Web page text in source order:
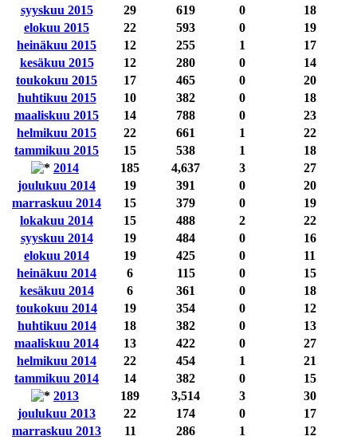
syyskuu 2015
29 619 0
18
elokuu 2015
22 593 0
19
heinäkuu 2015
12 255 1
17
kesäkuu 2015
12 280 0
14
toukokuu 2015
17 465 0
20
huhtikuu 2015
10 382 0
18
maaliskuu 2015
14 788 0
23
helmikuu 2015
22 661 1
22
tammikuu 2015
15 538 1
18
2014
185 4,637 3
27
joulukuu 2014
19 391 0
20
marraskuu 2014
15 379 0
19
lokakuu 2014
15 488 2
22
syyskuu 2014
19 484 0
16
elokuu 2014
19 425 0
11
heinäkuu 2014
6 115 0
15
kesäkuu 2014
6 361 0
18
toukokuu 2014
19 354 0
12
huhtikuu 2014
18 382 0
13
maaliskuu 2014
13 422 0
27
helmikuu 2014
22 454 1
21
tammikuu 2014
14 382 0
15
2013
189 3,514 3
30
joulukuu 2013
22 174 0
17
marraskuu 2013
11 286 1
12